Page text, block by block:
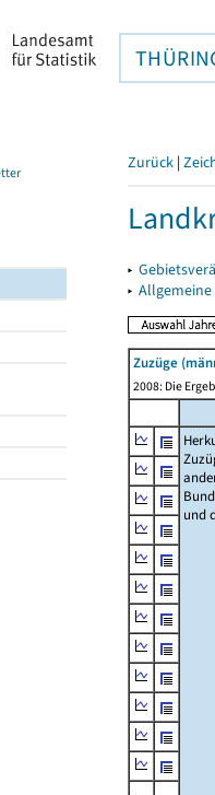
Zurück |
▸
▸
Zuzüge
2008: Die
und